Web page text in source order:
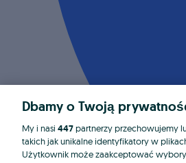
Dbamy o Twoją
My i nasi 447partnerzy przechowujemy
takich jak unikalne identyfikatory w
Użytkownik może zaakceptować